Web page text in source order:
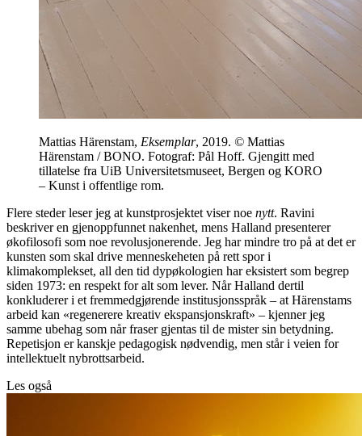
Mattias Härenstam, Eksemplar, 2019. © Mattias
Härenstam / BONO. Fotograf: Pål Hoff. Gjengitt med
tillatelse fra UiB Universitetsmuseet, Bergen og KORO
– Kunst i offentlige rom.
Flere steder leser jeg at kunstprosjektet viser noe nytt. Ravini
beskriver en gjenoppfunnet nakenhet, mens Halland presenterer
økofilosofi som noe revolusjonerende. Jeg har mindre tro på at det er
kunsten som skal drive menneskeheten på rett spor i
klimakomplekset, all den tid dypøkologien har eksistert som begrep
siden 1973: en respekt for alt som lever. Når Halland dertil
konkluderer i et fremmedgjørende institusjonsspråk – at Härenstams
arbeid kan «regenerere kreativ ekspansjonskraft» – kjenner jeg
samme ubehag som når fraser gjentas til de mister sin betydning.
Repetisjon er kanskje pedagogisk nødvendig, men står i veien for
intellektuelt nybrottsarbeid.
Les også